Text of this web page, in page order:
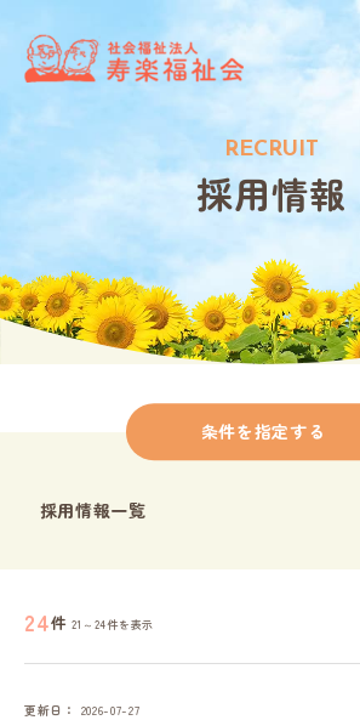
RECRUIT
採用情報
条件を指定する
採用情報一覧
24件 21～24件を表示
更新日 2026-07-27